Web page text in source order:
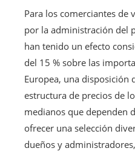
Para los comerciantes de
por la administración del
han tenido un efecto
del 15 % sobre las
Europea, una disposición
estructura de precios de
medianos que dependen
ofrecer una selección
dueños y